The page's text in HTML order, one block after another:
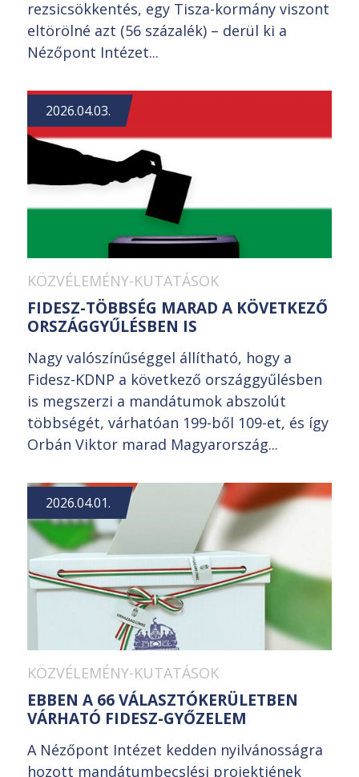
rezsicsökkentés, egy Tisza-kormány viszont
eltörölné azt (56 százalék) – derül ki a
Nézőpont Intézet...
2026.04.03.
KÖZVÉLEMÉNY-KUTATÁSOK
FIDESZ-TÖBBSÉG MARAD A KÖVETKEZŐ
ORSZÁGGYŰLÉSBEN IS
Nagy valószínűséggel állítható, hogy a
Fidesz-KDNP a következő országgyűlésben
is megszerzi a mandátumok abszolút
többségét, várhatóan 199-ből 109-et, és így
Orbán Viktor marad Magyarország...
2026.04.01.
KÖZVÉLEMÉNY-KUTATÁSOK
EBBEN A 66 VÁLASZTÓKERÜLETBEN
VÁRHATÓ FIDESZ-GYŐZELEM
A Nézőpont Intézet kedden nyilvánosságra
hozott mandátumbecslési projektjének